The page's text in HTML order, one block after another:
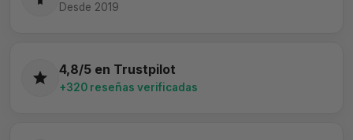
Desde 2019
4,8/5 en Trustpilot
+320 reseñas verificadas